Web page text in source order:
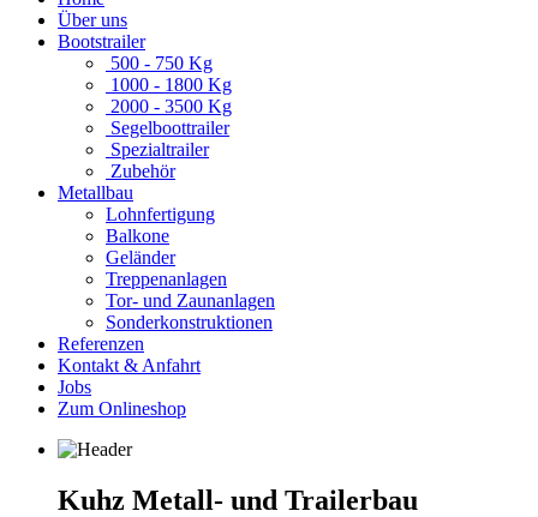
Über uns
Bootstrailer
500 - 750 Kg
1000 - 1800 Kg
2000 - 3500 Kg
Segelboottrailer
Spezialtrailer
Zubehör
Metallbau
Lohnfertigung
Balkone
Geländer
Treppenanlagen
Tor- und Zaunanlagen
Sonderkon­struktionen
Referenzen
Kontakt & Anfahrt
Jobs
Zum Onlineshop
Kuhz Metall- und Trailerbau